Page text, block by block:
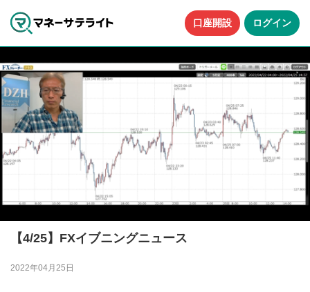
口座開設 ログイン
【4/25】FXイブニングニュース
2022年04月25日